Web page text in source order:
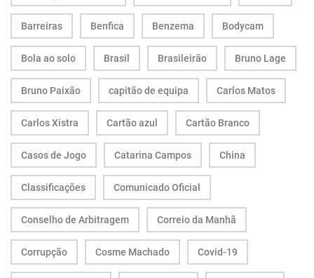
Barreiras Benfica Benzema Bodycam
Bola ao solo Brasil Brasileirão Bruno Lage
Bruno Paixão capitão de equipa Carlos Matos
Carlos Xistra Cartão azul Cartão Branco
Casos de Jogo Catarina Campos China
Classificações Comunicado Oficial
Conselho de Arbitragem Correio da Manhã
Corrupção Cosme Machado Covid-19